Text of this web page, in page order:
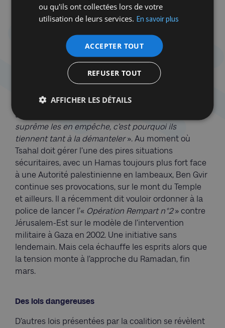
Comme si cela ne suffisait pas, la refonte
sécuritaire en Cisjordanie vient aussi saper
qui voit la police des frontières lui échapper au
profit du ministre de la Sécurité Ben Gvir, tandis
qu’une grande partie de l’Administration civile
revient désormais à Smotrich. Autant offrir des
ces deux annexionnistes «veulent faire la guerre
aux Palestiniens, et le plus vite possible. La Cour
suprême les en empêche, c’est pourquoi ils
tiennent tant à la démanteler». Au moment où
Tsahal doit gérer l’une des pires situations
sécuritaires, avec un Hamas toujours plus fort face
à une Autorité palestinienne en lambeaux, Ben Gvir
continue ses provocations, sur le mont du Temple
et ailleurs. Il a récemment dit vouloir ordonner à la
police de lancer l’« Opération Rempart n°2» contre
Jérusalem-Est sur le modèle de l’intervention
militaire à Gaza en 2002. Une initiative sans
lendemain. Mais cela échauffe les esprits alors que
la tension monte à l’approche du Ramadan, fin
mars.
Des lois dangereuses
D’autres lois présentées par la coalition se révèlent
ou qu'ils ont collectées lors de votre
utilisation de leurs services. En savoir plus
ACCEPTER TOUT
REFUSER TOUT
AFFICHER LES DÉTAILS